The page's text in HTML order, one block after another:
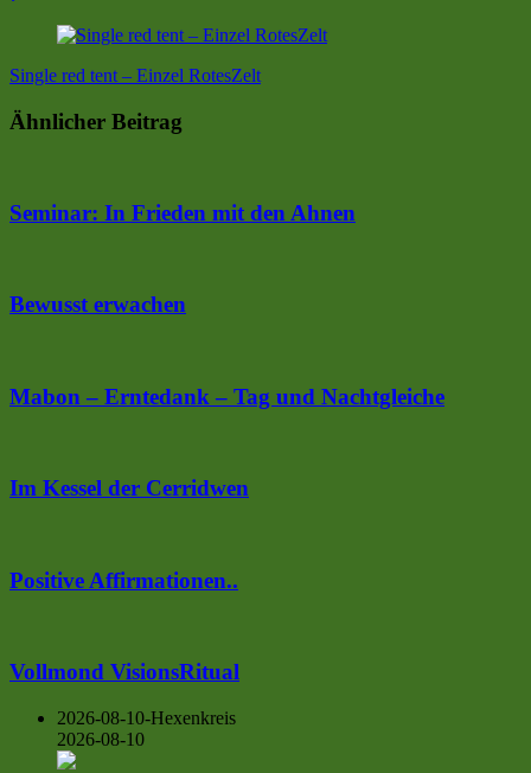
Single red tent – Einzel RotesZelt
Ähnlicher Beitrag
Seminar: In Frieden mit den Ahnen
Bewusst erwachen
Mabon – Erntedank – Tag und Nachtgleiche
Im Kessel der Cerridwen
Positive Affirmationen..
Vollmond VisionsRitual
2026-08-10-Hexenkreis
2026-08-10